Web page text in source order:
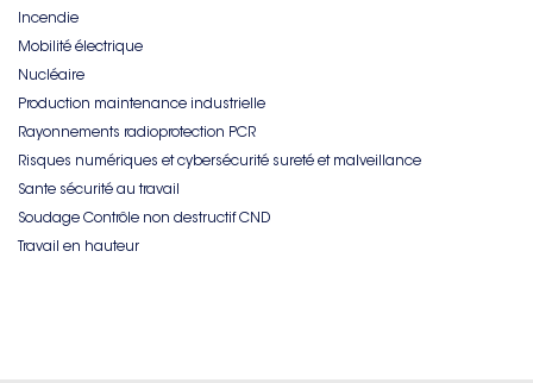
Incendie
Mobilité électrique
Nucléaire
Production maintenance industrielle
Rayonnements radioprotection PCR
Risques numériques et cybersécurité sureté et malveillance
Sante sécurité au travail
Soudage Contrôle non destructif CND
Travail en hauteur